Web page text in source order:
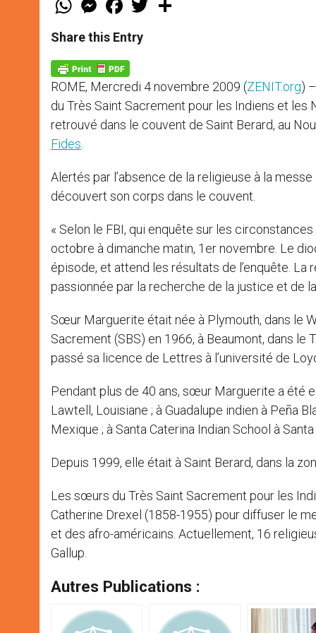
t
s
p
p
e
s
e
g
e
r
a
e
b
k
w
Share this Entry
ROME, Mercredi 4 novembre 2009 (ZENIT.org)
du Très Saint Sacrement pour les Indiens et les
retrouvé dans le couvent de Saint Berard, au
Fides
Alertés par l’absence de la religieuse à la
découvert son corps dans le couvent.
« Selon le FBI, qui enquête sur les
octobre à dimanche matin, 1er novembre. Le
épisode, et attend les résultats de l’enquête.
passionnée par la recherche de la justice et de la
Sœur Marguerite était née à Plymouth, dans le
Sacrement (SBS) en 1966, à Beaumont, dans
passé sa licence de Lettres à l’université de
Pendant plus de 40 ans, sœur Marguerite a été
Lawtell, Louisiane ; à Guadalupe indien à Peña
Mexique ; à Santa Caterina Indian School à
Depuis 1999, elle était à Saint Berard, dans la
Les sœurs du Très Saint Sacrement pour les
Catherine Drexel (1858-1955) pour diffuser le
et des afro-américains. Actuellement, 16
Gallup.
Autres Publications :